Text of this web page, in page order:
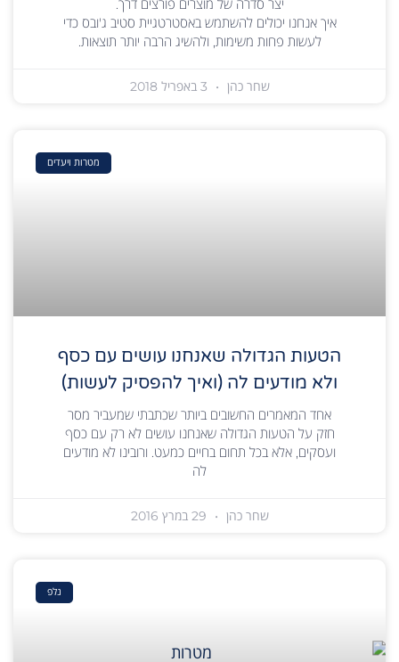
יצר סדרה של מוצרים פורצים דרך.
איך אנחנו יכולים להשתמש באסטרטגיית סטיב ג'ובס כדי
לעשות פחות משימות, ולהשיג הרבה יותר תוצאות.
שחר כהן
מטרות ויעדים
הטעות הגדולה שאנחנו עושים עם כסף
ולא מודעים לה (ואיך להפסיק לעשות)
אחד המאמרים החשובים ביותר שכתבתי שמעביר מסר
חזק על הטעות הגדולה שאנחנו עושים לא רק עם כסף
ועסקים, אלא בכל תחום בחיים כמעט. ורובינו לא מודעים
לה
שחר כהן
נלפ